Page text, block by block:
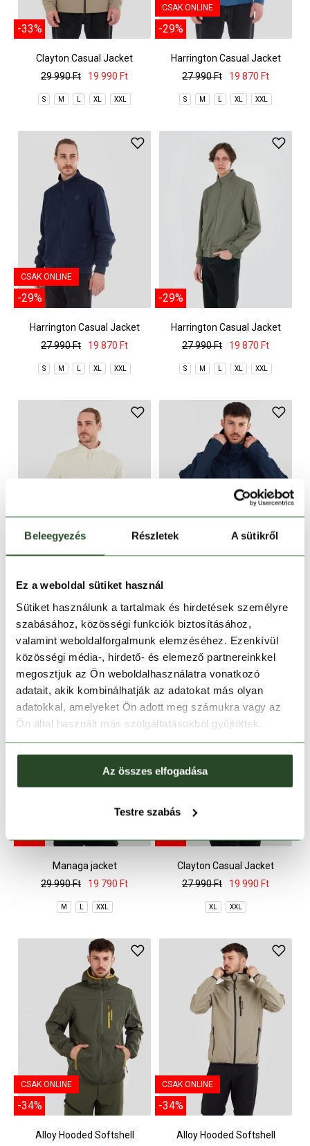
Beleegyezés Részletek A sütikről
Ez a weboldal sütiket használ
Sütiket használunk a tartalmak és hirdetések személyre
szabásához, közösségi funkciók biztosításához,
valamint weboldalforgalmunk elemzéséhez. Ezenkívül
közösségi média-, hirdető- és elemező partnereinkkel
megosztjuk az Ön weboldalhasználatra vonatkozó
adatait, akik kombinálhatják az adatokat más olyan
adatokkal, amelyeket Ön adott meg számukra vagy az
Ön által használt más szolgáltatásokból gyűjtöttek.
Az összes elfogadása
Testre szabás
-33%
Clayton Casual Jacket
29 990 Ft
19 990 Ft
S M L XL XXL
CSAK ONLINE
-29%
Harrington Casual Jacket
27 990 Ft
19 870 Ft
S M L XL XXL
CSAK ONLINE
-29%
Harrington Casual Jacket
27 990 Ft
19 870 Ft
S M L XL XXL
-29%
Harrington Casual Jacket
27 990 Ft
19 870 Ft
S M L XL XXL
27 990 Ft
19 870 Ft
S M L XL XXL
29 990 Ft
19 790 Ft
M L XL XXL
-34%
Managa jacket
29 990 Ft
19 790 Ft
M L XXL
CSAK ONLINE
-28%
Clayton Casual Jacket
27 990 Ft
19 990 Ft
XL XXL
CSAK ONLINE
-34%
Alloy Hooded Softshell
CSAK ONLINE
-34%
Alloy Hooded Softshell